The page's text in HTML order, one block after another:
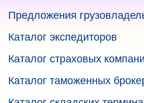
Предложения
Каталог экспедиторов
Каталог страховых
Каталог таможенных